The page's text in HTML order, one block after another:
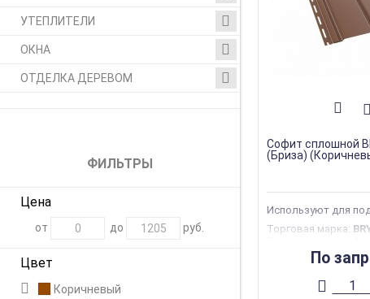
УТЕПЛИТЕЛИ
ОКНА
ОТДЕЛКА ДЕРЕВОМ
ФИЛЬТРЫ
Цена
от до руб.
Цвет
Коричневый
Софит сплошной
(Бриза)
Используют для
Торговая марка:
Тип продукции:
Страна
305 мм
По